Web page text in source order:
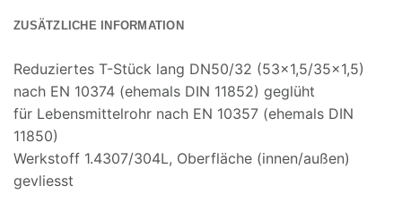
ZUSÄTZLICHE INFORMATION
Reduziertes T-Stück lang DN50/32 (53×1,5/35×1,5)
nach EN 10374 (ehemals DIN 11852) geglüht
für Lebensmittelrohr nach EN 10357 (ehemals DIN
11850)
Werkstoff 1.4307/304L, Oberfläche (innen/außen)
gevliesst